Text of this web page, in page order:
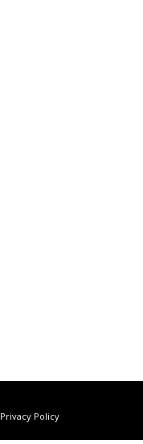
Privacy Policy